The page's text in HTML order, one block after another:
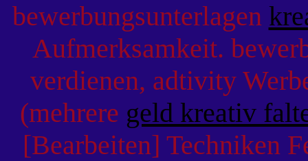
bewerbungsunterlagen
Aufmerksamkeit.
verdienen, adtivity
(mehrere geld kreativ
[Bearbeiten] Techniken